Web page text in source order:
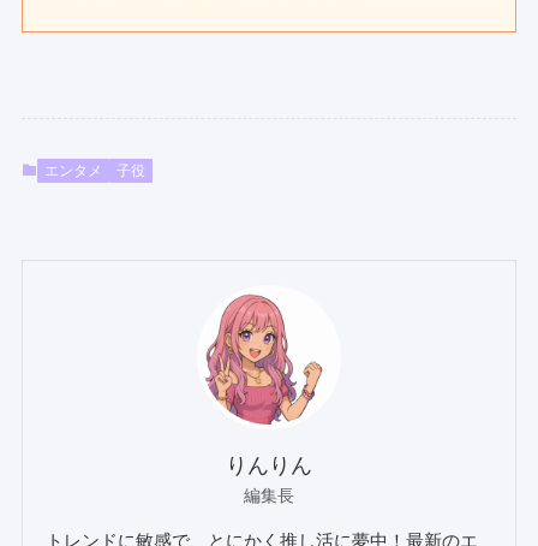
エンタメ 子役
りんりん
編集長
トレンドに敏感で、とにかく推し活に夢中！最新のエ